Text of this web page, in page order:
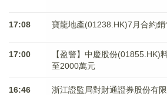
17:08 寶龍地產(01238.HK)7月合約
17:00
【盈警】中慶股份(01855.HK)
至2000萬元
16:46
浙江證監局對財通證券股份有